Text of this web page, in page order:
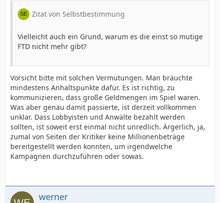
Zitat von Selbstbestimmung
Vielleicht auch ein Grund, warum es die einst so mutige
FTD nicht mehr gibt?
Vorsicht bitte mit solchen Vermutungen. Man bräuchte
mindestens Anhaltspunkte dafür. Es ist richtig, zu
kommunizieren, dass große Geldmengen im Spiel waren.
Was aber genau damit passierte, ist derzeit vollkommen
unklar. Dass Lobbyisten und Anwälte bezahlt werden
sollten, ist soweit erst einmal nicht unredlich. Ärgerlich, ja,
zumal von Seiten der Kritiker keine Millionenbeträge
bereitgestellt werden konnten, um irgendwelche
Kampagnen durchzuführen oder sowas.
werner